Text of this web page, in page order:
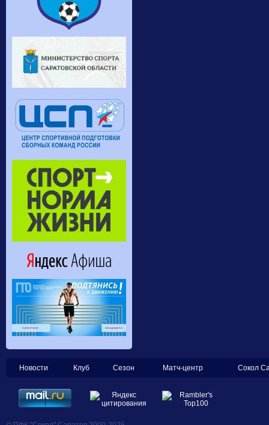
Новости Клуб Сезон Матч-центр Сокол